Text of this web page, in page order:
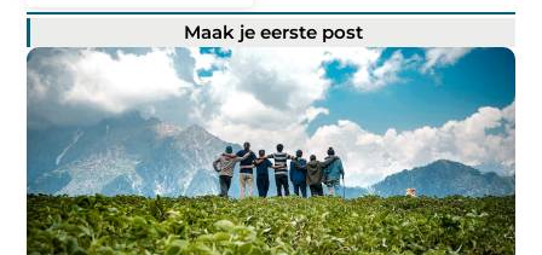
Maak je eerste post